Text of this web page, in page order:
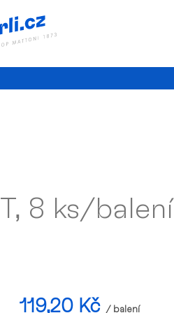
8 ks/balení
119,20 Kč / balení